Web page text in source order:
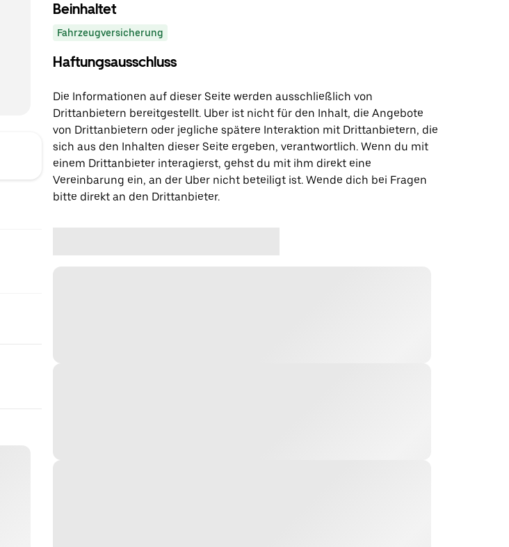
Beinhaltet
Fahrzeugversicherung
Haftungsausschluss
Die Informationen auf dieser Seite werden ausschließlich von
Drittanbietern bereitgestellt. Uber ist nicht für den Inhalt, die Angebote
von Drittanbietern oder jegliche spätere Interaktion mit Drittanbietern, die
sich aus den Inhalten dieser Seite ergeben, verantwortlich. Wenn du mit
einem Drittanbieter interagierst, gehst du mit ihm direkt eine
Vereinbarung ein, an der Uber nicht beteiligt ist. Wende dich bei Fragen
bitte direkt an den Drittanbieter.